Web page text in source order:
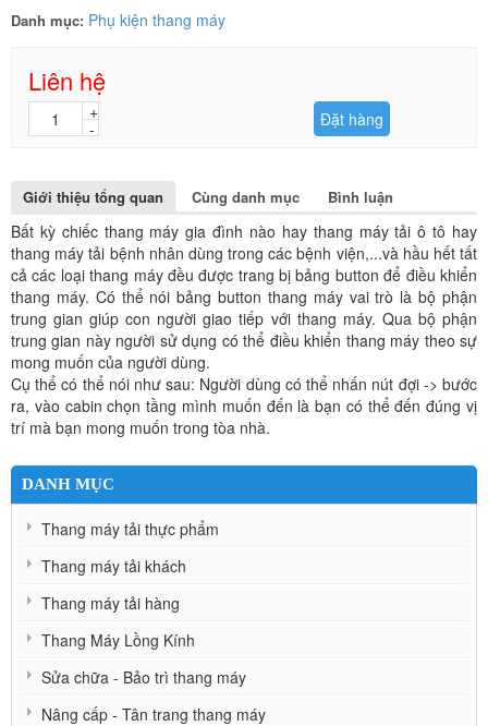
Danh mục: Phụ kiện thang máy
Liên hệ
Đặt hàng
Giới thiệu tổng quan Cùng danh mục Bình luận
Bất kỳ chiếc thang máy gia đình nào hay thang máy tải ô tô hay
thang máy tải bệnh nhân dùng trong các bệnh viện,...và hầu hết tất
cả các loại thang máy đều được trang bị bảng button để điều khiển
thang máy. Có thể nói bảng button thang máy vai trò là bộ phận
trung gian giúp con người giao tiếp với thang máy. Qua bộ phận
trung gian này người sử dụng có thể điều khiển thang máy theo sự
mong muốn của người dùng.
Cụ thể có thể nói như sau: Người dùng có thể nhấn nút đợi -> bước
ra, vào cabin chọn tầng mình muốn đến là bạn có thể đến đúng vị
trí mà bạn mong muốn trong tòa nhà.
DANH MỤC
Thang máy tải thực phẩm
Thang máy tải khách
Thang máy tải hàng
Thang Máy Lồng Kính
Sửa chữa - Bảo trì thang máy
Nâng cấp - Tân trang thang máy